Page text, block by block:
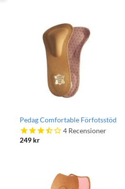
Pedag Comfortable Förfotsstöd
4Recensioner
249 kr